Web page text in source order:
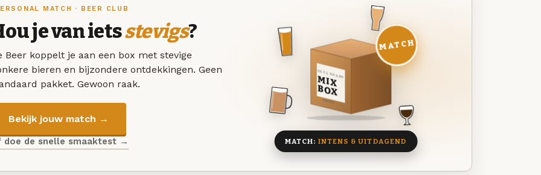
MATCH · BEER CLUB
je van ietsstevigs?
Beer koppelt je aan een box met stevige
bieren en bijzondere ontdekkingen. Geen
pakket. Gewoon raak.
Bekijk jouw match →
doe de snelle smaaktest →
DEZE MAAND
MIX
BOX
8 BIEREN
MATCH
MATCH: INTENS & UITDAGEND